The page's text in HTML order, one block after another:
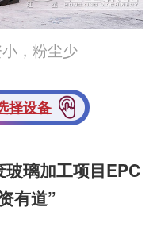
，粉尘少
择设备
璃加工项目EPC
有道”